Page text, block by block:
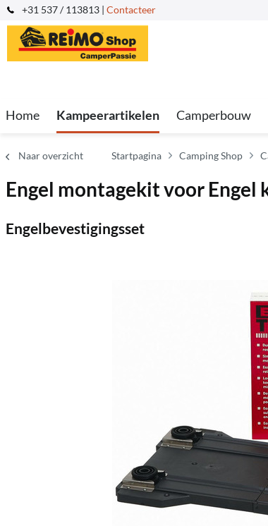
+31 537 / 113813 | Contacteer
Home Kampeerartikelen Camperbouw
Naar overzicht Startpagina Camping Shop
Engel montagekit voor
Engelbevestigingsset